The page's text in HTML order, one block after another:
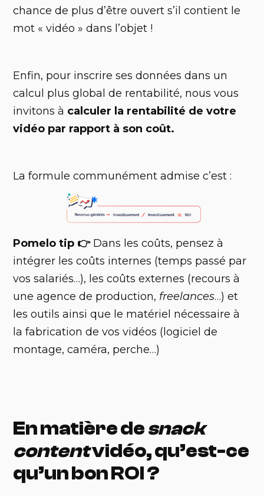
chance de plus d’être ouvert s’il contient le
mot « vidéo » dans l’objet !
Enfin, pour inscrire ses données dans un
calcul plus global de rentabilité, nous vous
invitons à calculer la rentabilité de votre
vidéo par rapport à son coût.
La formule communément admise c’est :
Pomelo tip 👉 Dans les coûts, pensez à
intégrer les coûts internes (temps passé par
vos salariés…), les coûts externes (recours à
une agence de production, freelances…) et
les outils ainsi que le matériel nécessaire à
la fabrication de vos vidéos (logiciel de
montage, caméra, perche…)
En matière desnack
contentvidéo, qu’est-ce
qu’un bon ROI ?